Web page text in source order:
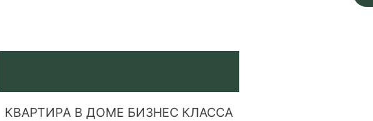
КВАРТИPА В ДOМE БИЗНЕС КЛАСCА